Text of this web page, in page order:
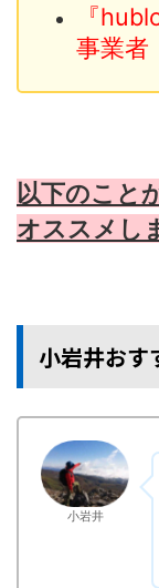
『
事業者
以下のこと
オススメし
小岩井おす
小岩井